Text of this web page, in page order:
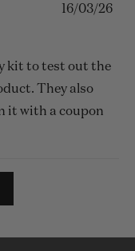
16/03/26
kit to test out the
They also
it with a coupon